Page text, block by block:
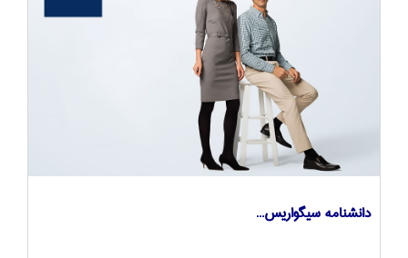
دانشنامه سیگواریس…